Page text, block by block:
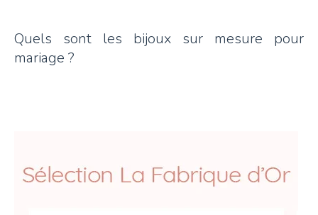
Quels sont les bijoux sur mesure pour
mariage ?